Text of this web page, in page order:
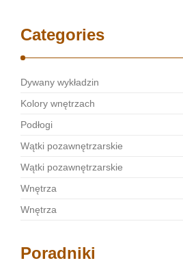
Categories
Dywany wykładzin
Kolory wnętrzach
Podłogi
Wątki pozawnętrzarskie
Wątki pozawnętrzarskie
Wnętrza
Wnętrza
Poradniki